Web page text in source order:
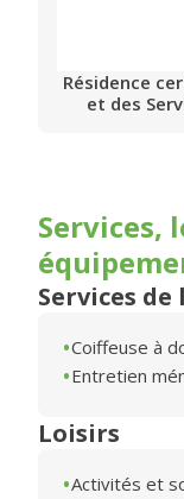
Résidence
et des
Services,
Services
Coiffeuse à
Entretien
Loisirs
Activités et